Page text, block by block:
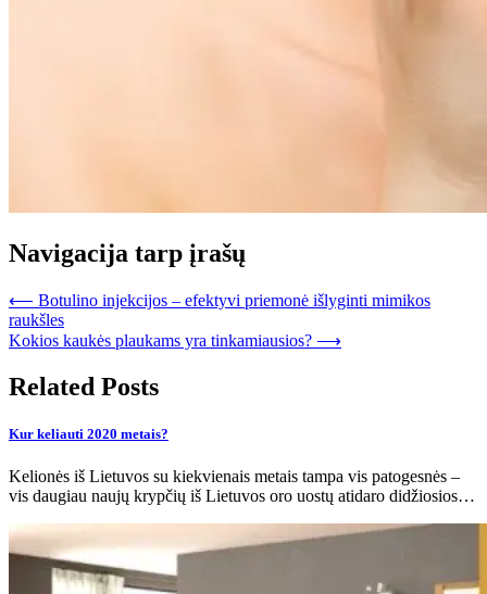
Navigacija tarp įrašų
⟵ Botulino injekcijos – efektyvi priemonė išlyginti mimikos
raukšles
Kokios kaukės plaukams yra tinkamiausios? ⟶
Related Posts
Kur keliauti 2020 metais?
Kelionės iš Lietuvos su kiekvienais metais tampa vis patogesnės –
vis daugiau naujų krypčių iš Lietuvos oro uostų atidaro didžiosios…